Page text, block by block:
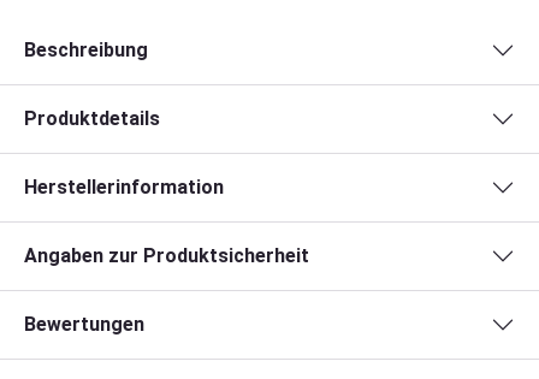
Beschreibung
Produktdetails
Herstellerinformation
Angaben zur Produktsicherheit
Bewertungen